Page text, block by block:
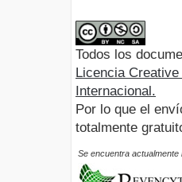
Todos los
Licencia
Internacional.
Por lo que el
totalmente
Se encuentra actualmente